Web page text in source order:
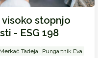
stopnjo
- ESG 198
Tadeja
Pungartnik Eva